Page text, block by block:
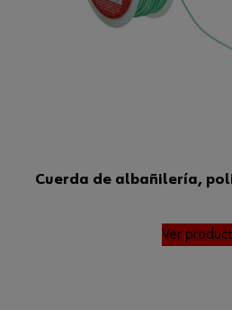
Cuerda de albañilería,
Ver